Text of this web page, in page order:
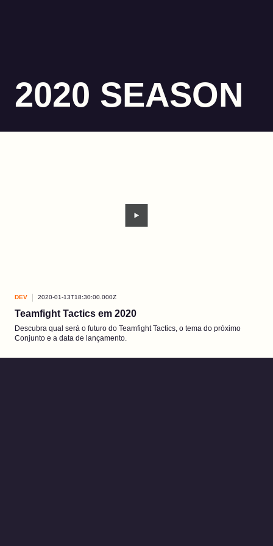
2020 SEASON
DEV 2020-01-13T18:30:00.000Z
Teamfight Tactics em 2020
Descubra qual será o futuro do Teamfight Tactics, o tema do próximo
Conjunto e a data de lançamento.